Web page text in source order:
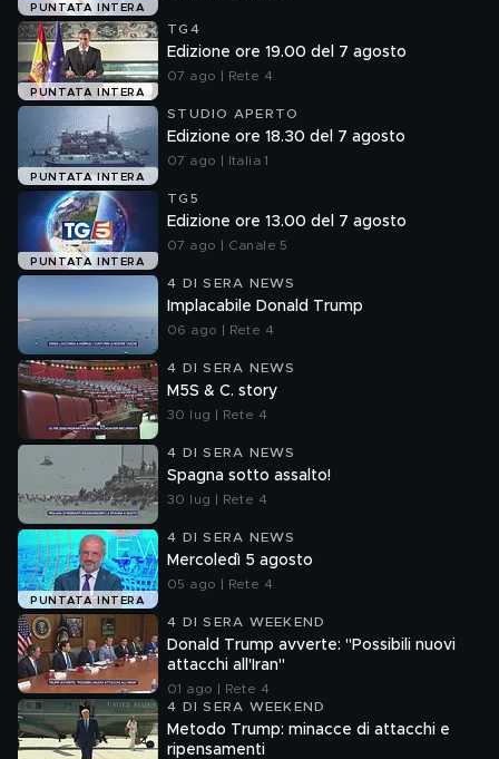
PUNTATA INTERA
PUNTATA INTERA
TG4
Edizione ore 19.00 del 7 agosto
07 ago | Rete 4
PUNTATA INTERA
STUDIO APERTO
Edizione ore 18.30 del 7 agosto
07 ago | Italia 1
PUNTATA INTERA
TG5
Edizione ore 13.00 del 7 agosto
07 ago | Canale 5
4 DI SERA NEWS
Implacabile Donald Trump
06 ago | Rete 4
4 DI SERA NEWS
M5S & C. story
30 lug | Rete 4
4 DI SERA NEWS
Spagna sotto assalto!
30 lug | Rete 4
PUNTATA INTERA
4 DI SERA NEWS
Mercoledì 5 agosto
05 ago | Rete 4
4 DI SERA WEEKEND
Donald Trump avverte: "Possibili nuovi
attacchi all'Iran"
01 ago | Rete 4
4 DI SERA WEEKEND
Metodo Trump: minacce di attacchi e
ripensamenti